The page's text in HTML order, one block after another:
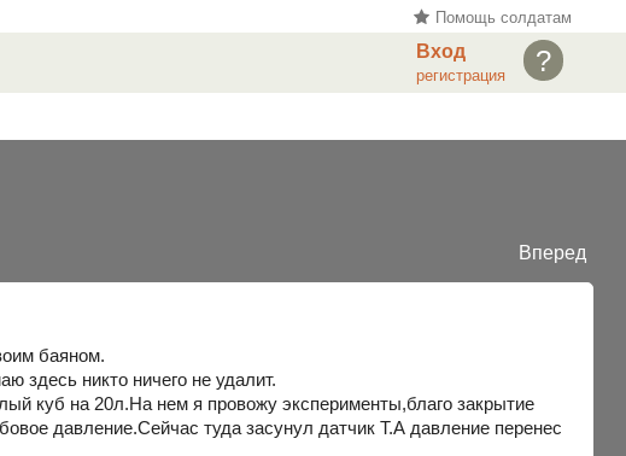
Помощь солдатам
?
Вход
регистрация
Вперед
баяном.
здесь никто ничего не удалит.
куб на 20л.На нем я провожу эксперименты,благо закрытие
давление.Сейчас туда засунул датчик Т.А давление перенес